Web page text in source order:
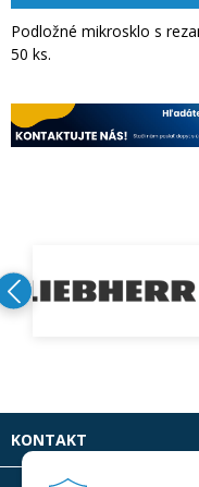
Podložné mikrosklo s
50 ks.
KONTAKT